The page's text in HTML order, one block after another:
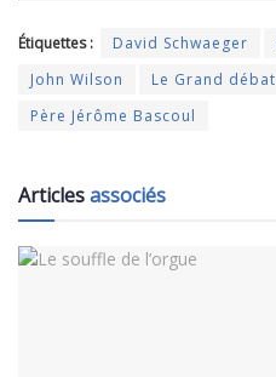
Étiquettes : David Schwaeger
John Wilson
Le Grand débat
Père Jérôme Bascoul
Articlesassociés